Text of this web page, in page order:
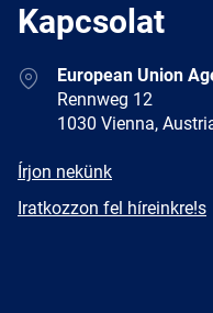
Kapcsolat
AddressEuropean Union
Rennweg 12
1030 Vienna,
E-Írjon nekünk
Newsletter
Iratkozzon fel híreinkre!s